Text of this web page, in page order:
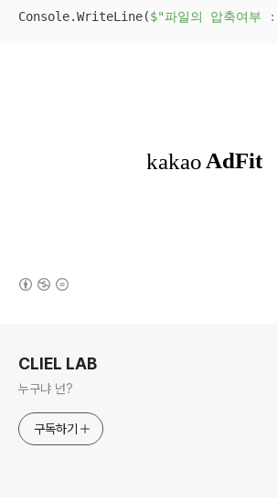
Console.WriteLine($"파일의 압축여부 :
CLIEL LAB
누구냐 넌?
구독하기